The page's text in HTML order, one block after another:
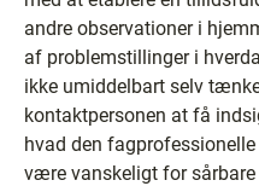
andre observationer i
af problemstillinger i
ikke umiddelbart selv
kontaktpersonen at få
hvad den
være vanskeligt for